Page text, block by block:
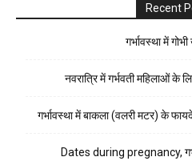
Recent
गर्भावस्था में
नवरात्रि में गर्भवती महिलाओं के
गर्भावस्था में बाकला (वलरी मटर) के
Dates during pregnancy,